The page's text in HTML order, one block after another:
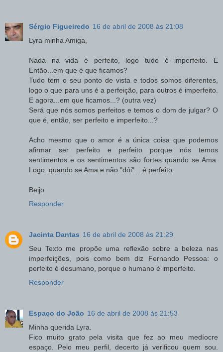
Sérgio Figueiredo 16 de abril de 2008 às 21:08
Lyra minha Amiga,
Nada na vida é perfeito, logo tudo é imperfeito. E
Então...em que é que ficamos?
Tudo tem o seu ponto de vista e todos somos diferentes,
logo o que para uns é a perfeição, para outros é imperfeito.
E agora...em que ficamos...? (outra vez)
Será que nós somos perfeitos e temos o dom de julgar? O
que é, então, ser perfeito e imperfeito...?
Acho mesmo que o amor é a única coisa que podemos
afirmar ser perfeito e perfeito porque nós temos
sentimentos e os sentimentos são fortes quando se Ama.
Logo, quando se Ama e não "dói"... é perfeito.
Beijo
Responder
Jacinta Dantas 16 de abril de 2008 às 21:29
Seu Texto me propõe uma reflexão sobre a beleza nas
imperfeições, pois como bem diz Fernando Pessoa: o
perfeito é desumano, porque o humano é imperfeito.
Responder
Espaço do João 16 de abril de 2008 às 21:53
Minha querida Lyra.
Fico muito grato pela visita que fez ao meu medíocre
espaço. Pelo meu perfil, decerto já verificou quem sou.